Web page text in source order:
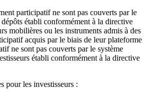
participatif ne sont pas couverts par le
dépôts établi conformément à la directive
mobilières ou les instruments admis à des
acquis par le biais de leur plateforme
ne sont pas couverts par le système
établi conformément à la directive
pour les investisseurs :